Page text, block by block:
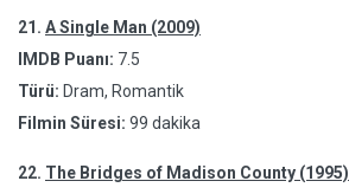
21. A Single Man (2009)
IMDB Puanı: 7.5
Türü: Dram, Romantik
Filmin Süresi: 99 dakika
22. The Bridges of Madison County (1995)